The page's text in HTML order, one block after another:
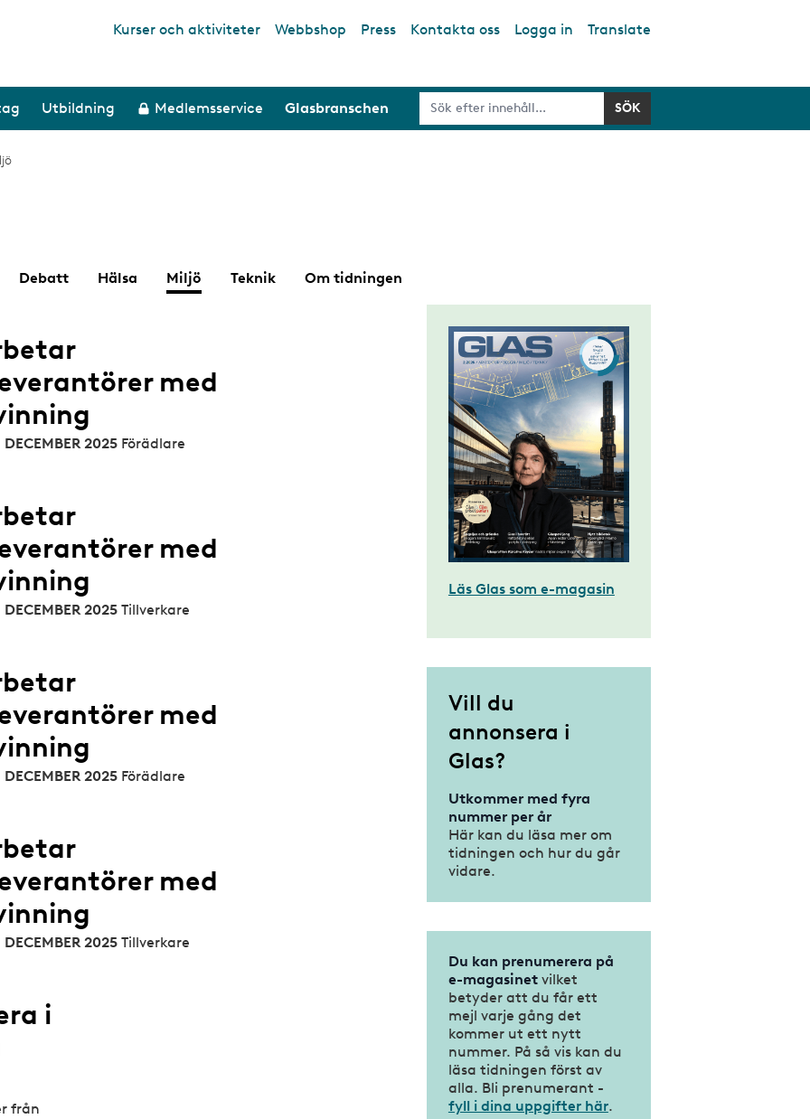
Top links
Kurser och aktiviteter Webbshop Press Kontakta oss Logga in Translate
Utbildning Medlemsservice Glasbranschen
Debatt Hälsa Miljö Teknik Om tidningen
med
2025 Förädlare
med
2025 Tillverkare
med
2025 Förädlare
med
2025 Tillverkare
i
från
Läs Glas som e-magasin
Vill du
annonsera i
Glas?
Utkommer med fyra
nummer per år
Här kan du läsa mer om
tidningen och hur du går
vidare.
Du kan prenumerera på
e-magasinetvilket
betyder att du får ett
mejl varje gång det
kommer ut ett nytt
nummer. På så vis kan du
läsa tidningen först av
alla. Bli prenumerant -
fyll i dina uppgifter här.